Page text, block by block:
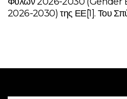
2026-2030) της ΕΕ[1]. Του